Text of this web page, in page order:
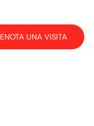
UNA VISITA